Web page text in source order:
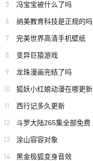
5 冯宝宝被什么了吗
6 纳美教育科技是正规的吗
7 完美世界高清手机壁纸
8 变异巨猿游戏
9 龙珠漫画完结了吗
10 狐妖小红娘动漫在哪更新
11 西行记多久更新
12 斗罗大陆265集全部免费
13 涂山容容对象
14 黑金极狐变身音效